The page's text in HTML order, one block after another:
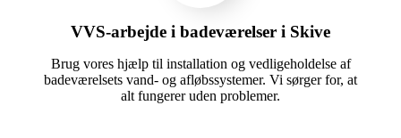
VVS-arbejde i badeværelser i Skive
Brug vores hjælp til installation og vedligeholdelse af
badeværelsets vand- og afløbssystemer. Vi sørger for, at
alt fungerer uden problemer.